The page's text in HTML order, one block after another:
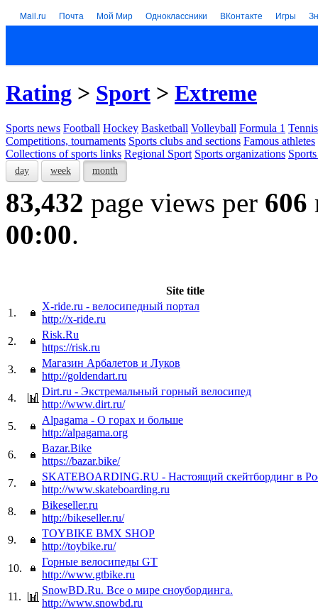
Mail.ru Почта Мой Мир Одноклассники ВКонтакте Игры
Rating > Sport > Extreme
Sports news Football Hockey Basketball Volleyball Formula 1 Tennis
Competitions, tournaments Sports clubs and sections Famous athletes
Collections of sports links Regional Sport Sports organizations
day week month
83,432 page views per 606
00:00.
Site title
1.
X-ride.ru - велосипедный портал
http://x-ride.ru
2.
Risk.Ru
https://risk.ru
3.
Магазин Арбалетов и Луков
http://goldendart.ru
4.
Dirt.ru - Экстремальный горный велосипед
http://www.dirt.ru/
5.
Alpagama - О горах и больше
http://alpagama.org
6.
Bazar.Bike
https://bazar.bike/
7.
SKATEBOARDING.RU - Настоящий скейтбординг в
http://www.skateboarding.ru
8.
Bikeseller.ru
http://bikeseller.ru/
9.
TOYBIKE BMX SHOP
http://toybike.ru/
10.
Горные велосипеды GT
http://www.gtbike.ru
11.
SnowBD.Ru. Все о мире сноубординга.
http://www.snowbd.ru